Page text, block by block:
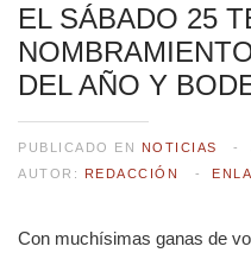
EL SÁBADO 25
DEL AÑO Y
PUBLICADO EN NOTICIAS
AUTOR:
REDACCIÓN
Con muchísimas ganas de